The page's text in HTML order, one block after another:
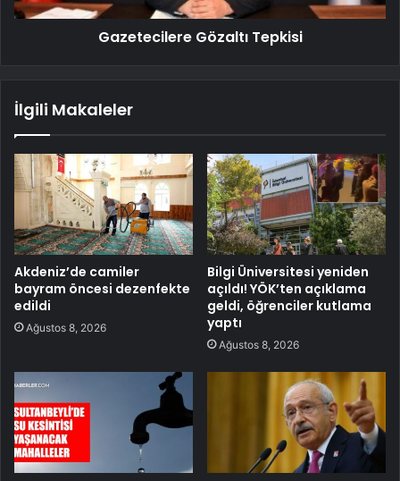
Gazetecilere Gözaltı Tepkisi
İlgili Makaleler
Akdeniz’de camiler
bayram öncesi dezenfekte
edildi
Ağustos 8, 2026
Bilgi Üniversitesi yeniden
açıldı! YÖK’ten açıklama
geldi, öğrenciler kutlama
yaptı
Ağustos 8, 2026